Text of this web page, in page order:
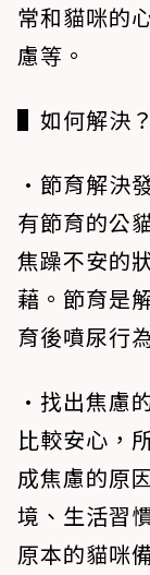
常和貓咪的
慮等。
▌如何解決？
•節育解決
有節育的公
焦躁不安的
藉。節育是
育後噴尿行
•找出焦慮
比較安心，
成焦慮的原
境、生活習
原本的貓咪